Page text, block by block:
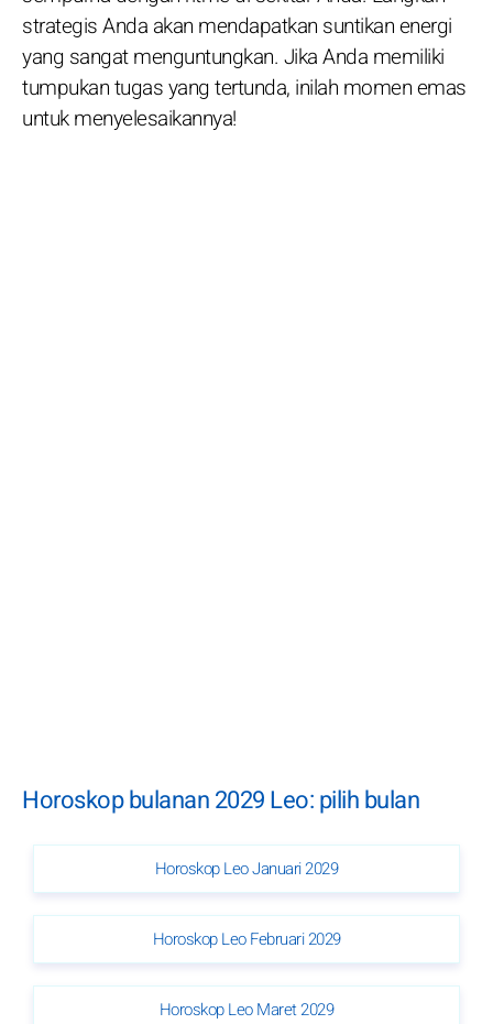
strategis Anda akan mendapatkan suntikan energi
yang sangat menguntungkan. Jika Anda memiliki
tumpukan tugas yang tertunda, inilah momen emas
untuk menyelesaikannya!
Horoskop bulanan 2029 Leo: pilih bulan
Horoskop Leo Januari 2029
Horoskop Leo Februari 2029
Horoskop Leo Maret 2029